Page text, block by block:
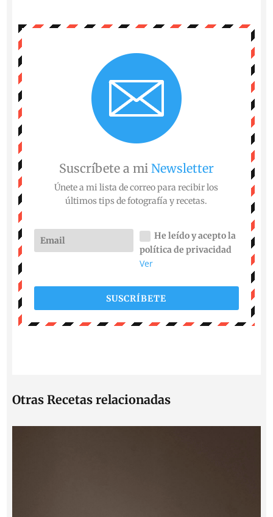
Suscríbete a mi Newsletter
Únete a mi lista de correo para recibir los
últimos tips de fotografía y recetas.
He leído y acepto la
política de privacidad
Ver
SUSCRÍBETE
Otras Recetas relacionadas